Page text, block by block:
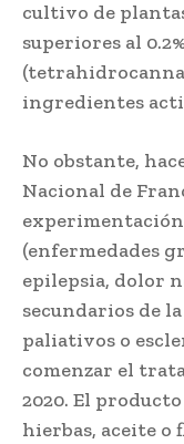
cultivo de
superiores al
ingredientes
No obstante,
Nacional de
experimentación
(enfermedades
epilepsia, dolor
secundarios de
paliativos o
comenzar el
2020. El
hierbas, aceite o